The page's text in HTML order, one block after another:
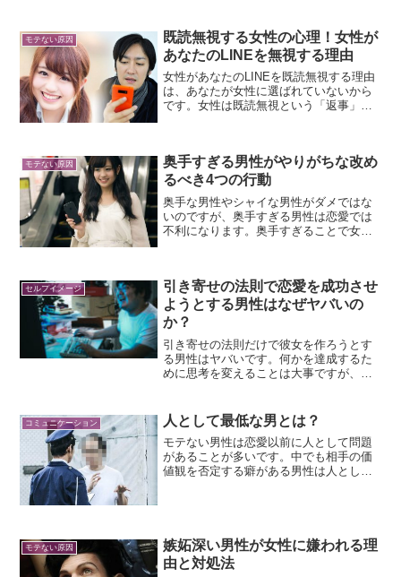
モテない原因
既読無視する女性の心理！女性が
あなたのLINEを無視する理由
女性があなたのLINEを既読無視する理由
は、あなたが女性に選ばれていないから
です。女性は既読無視という「返事」を
す。女性があなたのLI...
モテない原因
奥手すぎる男性がやりがちな改め
るべき4つの行動
奥手な男性やシャイな男性がダメではな
いのですが、奥手すぎる男性は恋愛では
不利になります。奥手すぎることで女性
します。
セルフイメージ
引き寄せの法則で恋愛を成功させ
ようとする男性はなぜヤバいの
か？
引き寄せの法則だけで彼女を作ろうとす
る男性はヤバいです。何かを達成するた
めに思考を変えることは大事ですが、そ
で恋愛をしようとしている男性がヤバい
理由についてお話します。
コミュニケーション 人として最低な男とは？
モテない男性は恋愛以前に人として問題
があることが多いです。中でも相手の価
値観を否定する癖がある男性は人として
モテない原因
嫉妬深い男性が女性に嫌われる理
由と対処法